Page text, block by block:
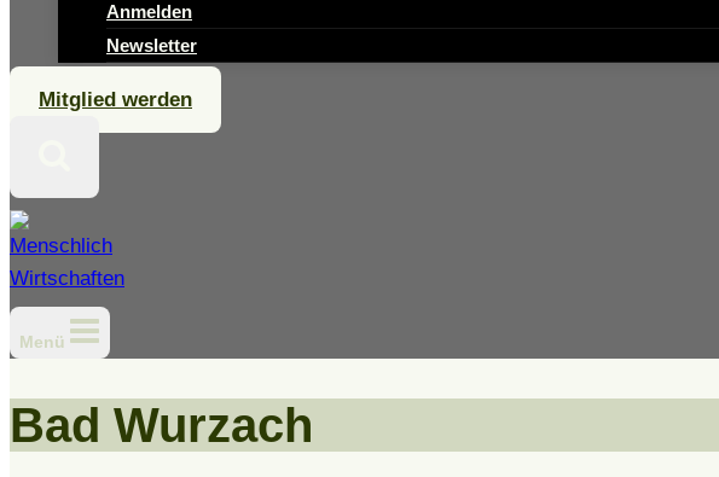
Anmelden
Newsletter
Mitglied werden
Menü
Bad Wurzach